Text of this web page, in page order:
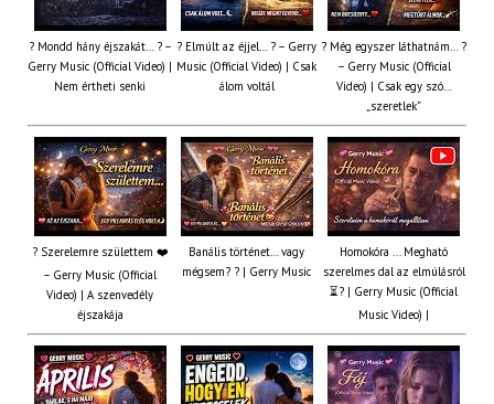
? Mondd hány éjszakát… ? –
Gerry Music (Official Video) |
Nem értheti senki
? Elmúlt az éjjel… ? – Gerry
Music (Official Video) | Csak
álom voltál
? Még egyszer láthatnám… ?
– Gerry Music (Official
Video) | Csak egy szó…
„szeretlek”
? Szerelemre születtem ❤️
– Gerry Music (Official
Video) | A szenvedély
éjszakája
Banális történet… vagy
mégsem? ? | Gerry Music
Homokóra ... Megható
szerelmes dal az elmúlásról
⏳? | Gerry Music (Official
Music Video) |